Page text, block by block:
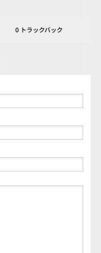
0 トラックバック